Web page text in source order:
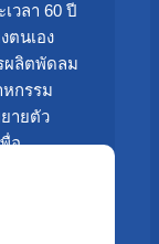
วลา 60 ปี
ตนเอง
ผลิตพัดลม
หกรรม
ายตัว
อ